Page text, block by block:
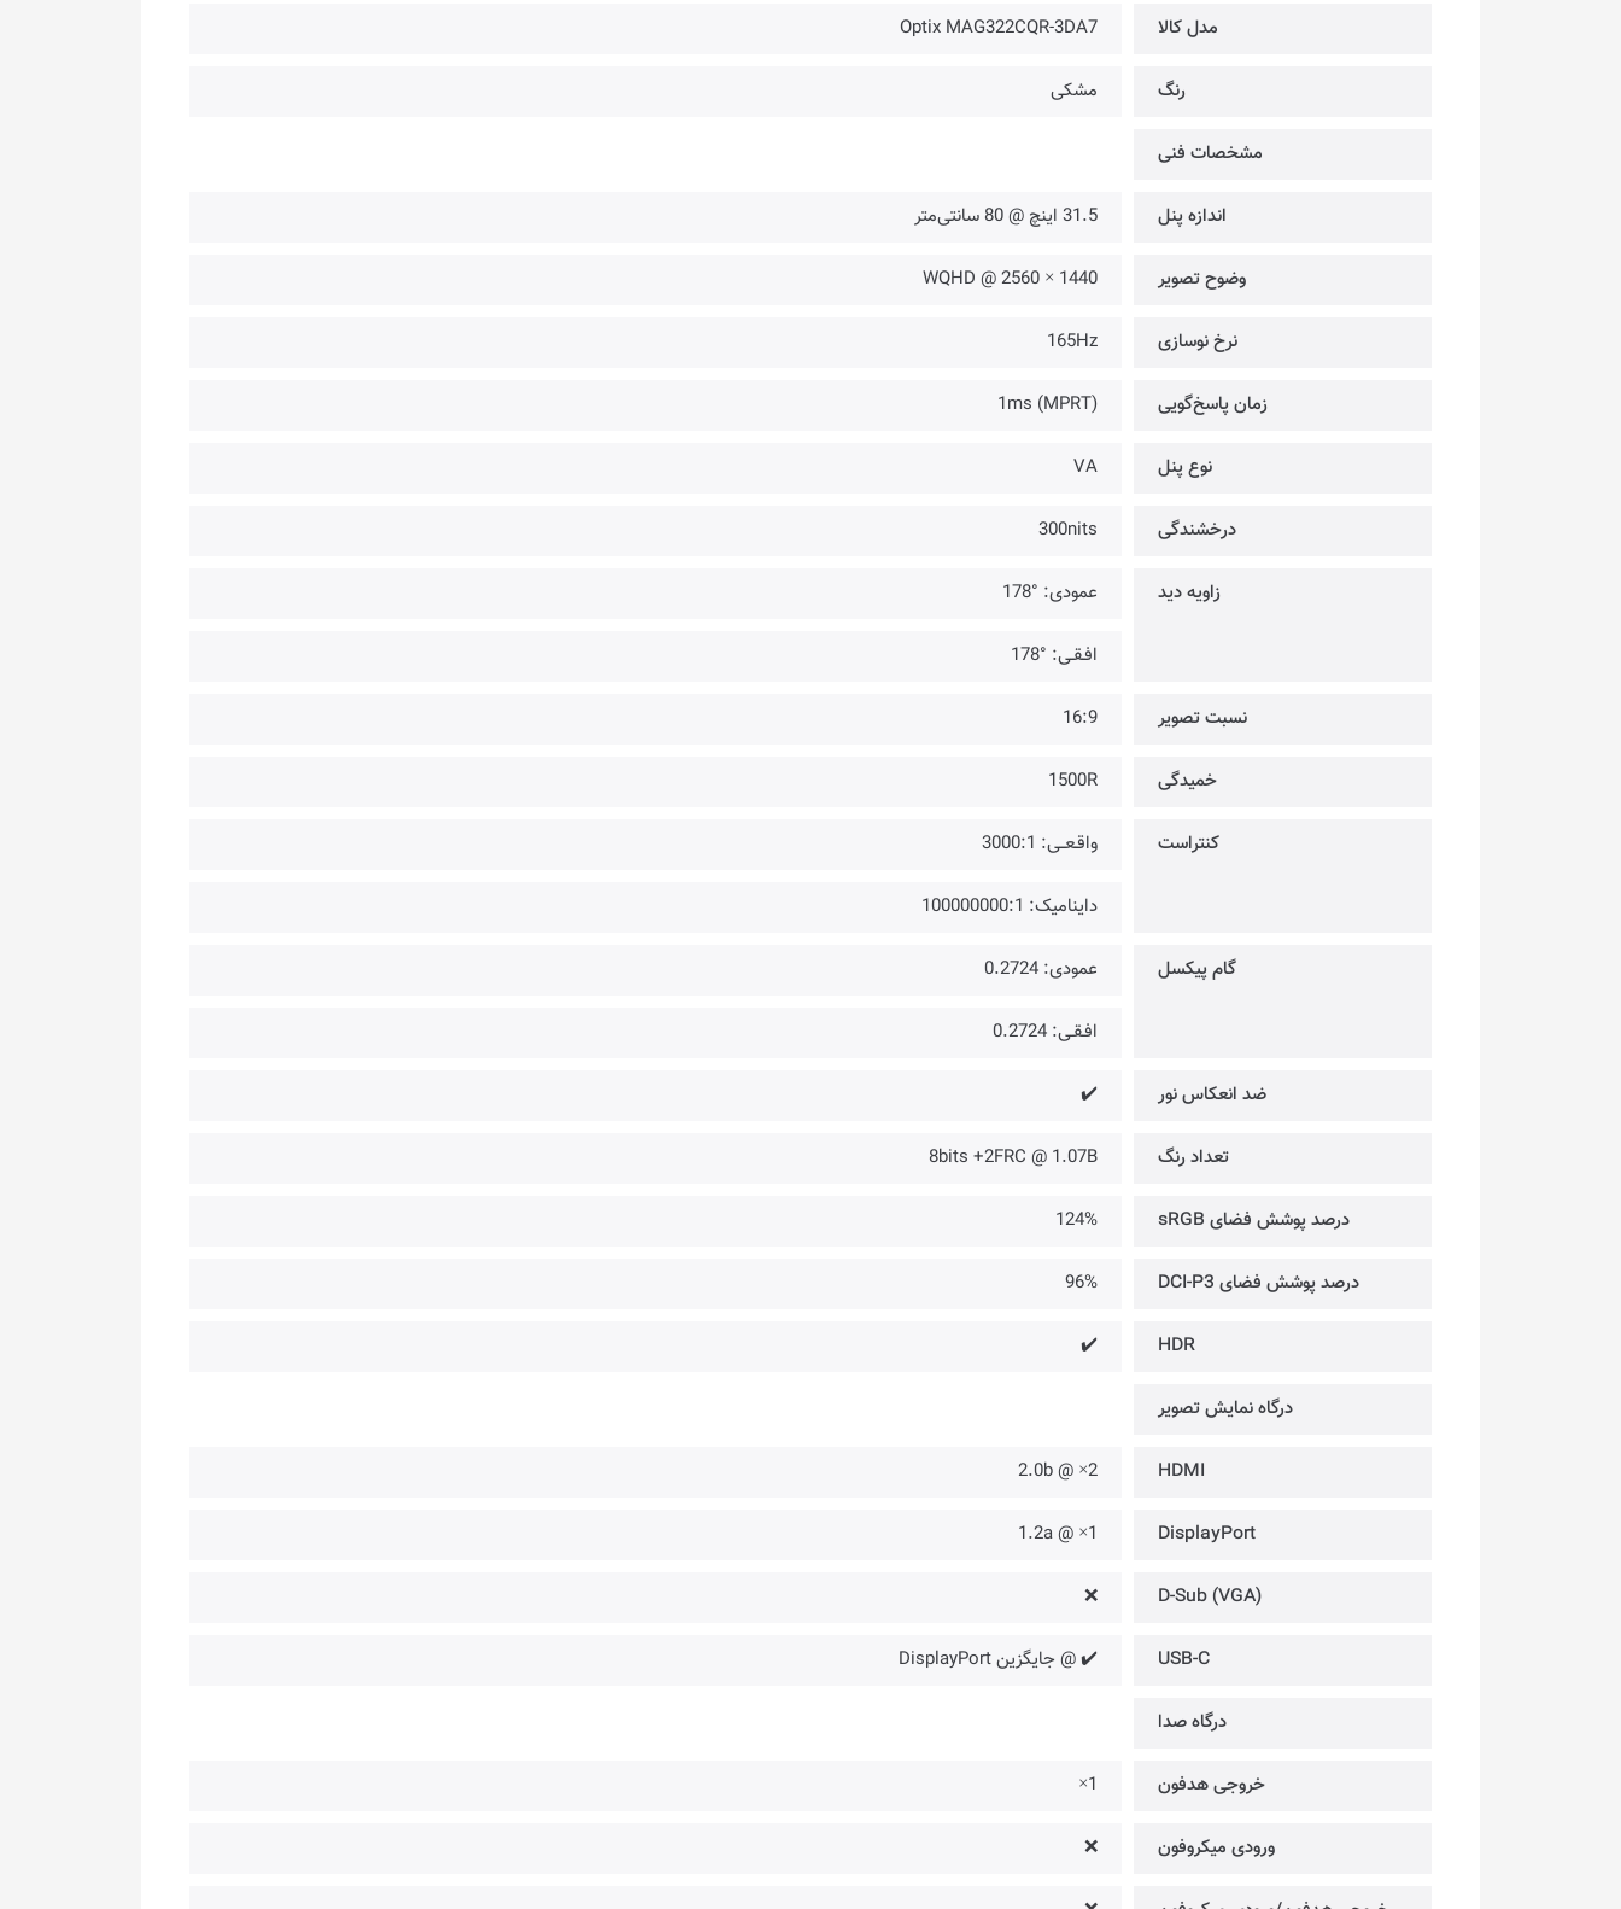
مدل کالا Optix MAG322CQR-3DA7
رنگ مشکی
مشخصات فنی
اندازه پنل 31.5 اینچ @ 80 سانتی‌متر
وضوح تصویر WQHD @ 2560 × 1440
نرخ نوسازی 165Hz
زمان پاسخ‌گویی 1ms (MPRT)
نوع پنل VA
درخشندگی 300nits
زاویه دید عمودی: °178
افـقـی: °178
نسبت تصویر 16:9
خمیدگی 1500R
کنتراست واقـعــی: 3000:1
داینامیک: 100000000:1
گام پیکسل عمودی: 0.2724
افـقـی: 0.2724
ضد انعکاس نور ✔️
تعداد رنگ 8bits +2FRC @ 1.07B
درصد پوشش فضای sRGB 124%
درصد پوشش فضای DCI-P3 96%
HDR
✔️
درگاه‌ نمایش تصویر
HDMI
2× @ 2.0b
DisplayPort
1× @ 1.2a
(D-Sub (VGA
❌
USB-C ✔️ @ جایگزین DisplayPort
درگاه صدا
خروجی هدفون 1×
ورودی میکروفون ❌